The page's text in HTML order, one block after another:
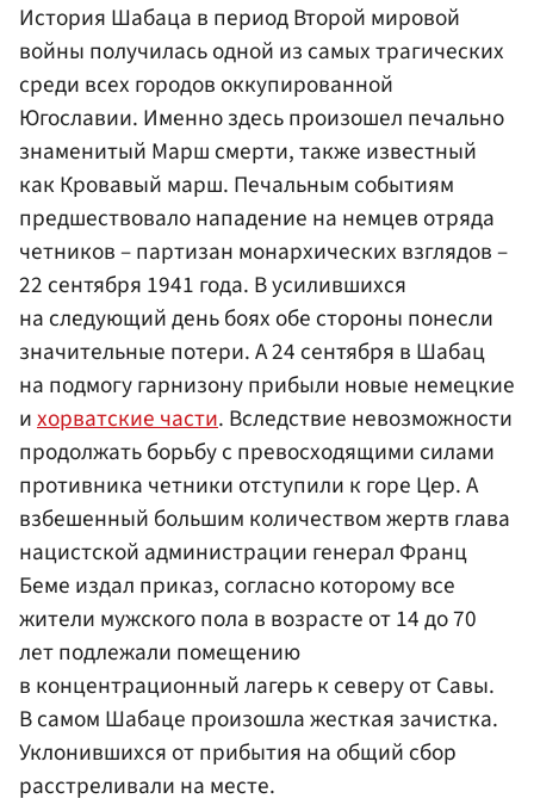
История Шабаца в период Второй мировой
войны получилась одной из самых трагических
среди всех городов оккупированной
Югославии. Именно здесь произошел печально
знаменитый Марш смерти, также известный
как Кровавый марш. Печальным событиям
предшествовало нападение на немцев отряда
четников – партизан монархических взглядов –
22 сентября 1941 года. В усилившихся
на следующий день боях обе стороны понесли
значительные потери. А 24 сентября в Шабац
на подмогу гарнизону прибыли новые немецкие
ихорватские части. Вследствие невозможности
продолжать борьбу с превосходящими силами
противника четники отступили к горе Цер. А
взбешенный большим количеством жертв глава
нацистской администрации генерал Франц
Беме издал приказ, согласно которому все
жители мужского пола в возрасте от 14 до 70
лет подлежали помещению
в концентрационный лагерь к северу от Савы.
В самом Шабаце произошла жесткая зачистка.
Уклонившихся от прибытия на общий сбор
расстреливали на месте.